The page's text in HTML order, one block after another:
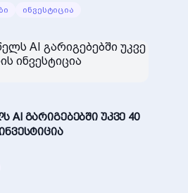
ინვესტიცია
AI გარიგებებში უკვე 40